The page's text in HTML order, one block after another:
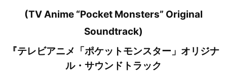
(TV Anime “Pocket Monsters” Original
Soundtrack)
『テレビアニメ「ポケットモンスター」オリジナ
ル・サウンドトラック